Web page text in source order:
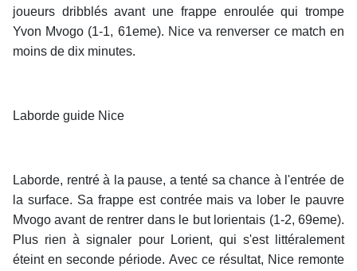
joueurs dribblés avant une frappe enroulée qui trompe
Yvon Mvogo (1-1, 61eme). Nice va renverser ce match en
moins de dix minutes.
Laborde guide Nice
Laborde, rentré à la pause, a tenté sa chance à l'entrée de
la surface. Sa frappe est contrée mais va lober le pauvre
Mvogo avant de rentrer dans le but lorientais (1-2, 69eme).
Plus rien à signaler pour Lorient, qui s'est littéralement
éteint en seconde période. Avec ce résultat, Nice remonte